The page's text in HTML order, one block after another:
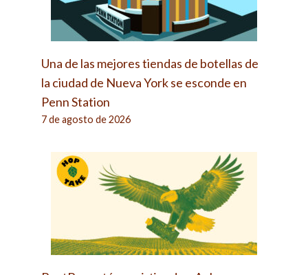
Una de las mejores tiendas de botellas de
la ciudad de Nueva York se esconde en
Penn Station
7 de agosto de 2026